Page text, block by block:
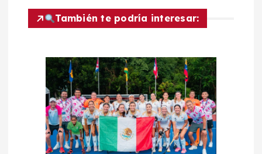
a
También te podría interesar: